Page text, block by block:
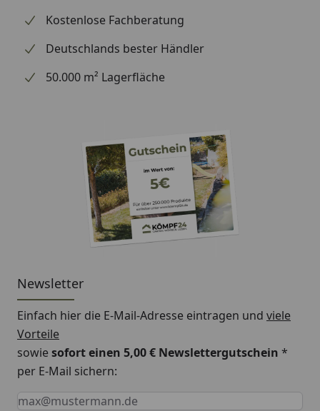
Kostenlose Fachberatung
Deutschlands bester Händler
50.000 m² Lagerfläche
Newsletter
Einfach hier die E-Mail-Adresse eintragen und viele
Vorteile
sowiesofort einen 5,00 € Newslettergutschein *
per E-Mail sichern:
Keine Eingabe erforderlich
Eingabe erforderlich
E-Mail *